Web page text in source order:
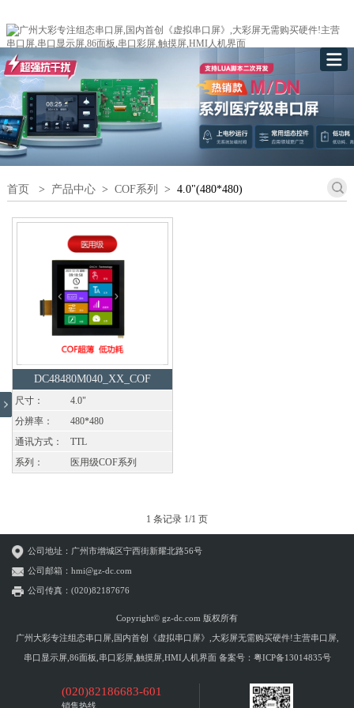
首页 > 产品中心> COF系列 > 4.0"(480*480)
DC48480M040_XX_COF
4.0"
尺寸：
480*480
分辨率：
TTL
通讯方式：
医用级COF系列
系列：
1 条记录 1/1 页
公司地址：广州市增城区宁西街新耀北路56号
公司邮箱：hmi@gz-dc.com
公司传真：(020)82187676
Copyright© gz-dc.com 版权所有
广州大彩专注组态串口屏,国内首创《虚拟串口屏》,大彩屏无需购买硬件!主营串口屏,
串口显示屏,86面板,串口彩屏,触摸屏,HMI人机界面 备案号： 粤ICP备13014835号
(020)82186683-601
销售热线